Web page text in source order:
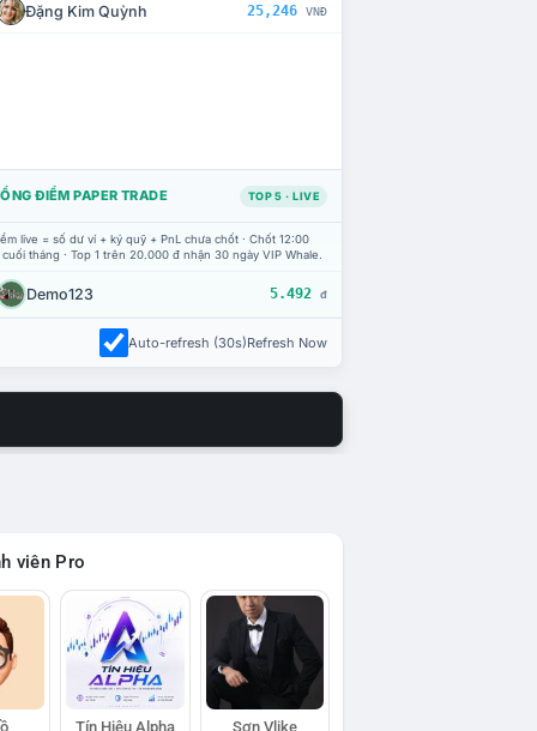
Đặng Kim Quỳnh 25,246 VNĐ
ĐIỂM PAPER TRADE TOP 5 · LIVE
live = số dư ví + ký quỹ + PnL chưa chốt · Chốt 12:00
tháng · Top 1 trên 20.000 đ nhận 30 ngày VIP Whale.
Demo123 5.492 đ
Auto-refresh (30s)Refresh Now
viên Pro
Tín Hiệu Alpha Sơn Vlike